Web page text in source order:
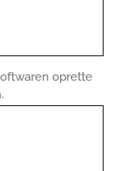
oprette